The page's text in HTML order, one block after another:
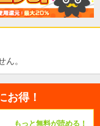
ん。
お得！
もっと無料が読める！